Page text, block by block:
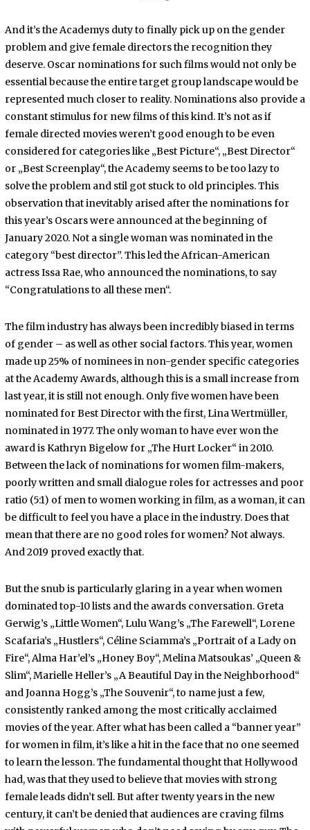
And it’s the Academys duty to finally pick up on the gender
problem and give female directors the recognition they
deserve. Oscar nominations for such films would not only be
essential because the entire target group landscape would be
represented much closer to reality. Nominations also provide a
constant stimulus for new films of this kind. It’s not as if
female directed movies weren’t good enough to be even
considered for categories like „Best Picture“, „Best Director“
or „Best Screenplay“, the Academy seems to be too lazy to
solve the problem and stil got stuck to old principles. This
observation that inevitably arised after the nominations for
this year’s Oscars were announced at the beginning of
January 2020. Not a single woman was nominated in the
category “best director”. This led the African-American
actress Issa Rae, who announced the nominations, to say
“Congratulations to all these men“.
The film industry has always been incredibly biased in terms
of gender – as well as other social factors. This year, women
made up 25% of nominees in non-gender specific categories
at the Academy Awards, although this is a small increase from
last year, it is still not enough. Only five women have been
nominated for Best Director with the first, Lina Wertmüller,
nominated in 1977. The only woman to have ever won the
award is Kathryn Bigelow for „The Hurt Locker“ in 2010.
Between the lack of nominations for women film-makers,
poorly written and small dialogue roles for actresses and poor
ratio (5:1) of men to women working in film, as a woman, it can
be difficult to feel you have a place in the industry. Does that
mean that there are no good roles for women? Not always.
And 2019 proved exactly that.
But the snub is particularly glaring in a year when women
dominated top-10 lists and the awards conversation. Greta
Gerwig’s „Little Women“, Lulu Wang’s „The Farewell“, Lorene
Scafaria’s „Hustlers“, Céline Sciamma’s „Portrait of a Lady on
Fire“, Alma Har’el’s „Honey Boy“, Melina Matsoukas’ „Queen &
Slim“, Marielle Heller’s „A Beautiful Day in the Neighborhood“
and Joanna Hogg’s „The Souvenir“, to name just a few,
consistently ranked among the most critically acclaimed
movies of the year. After what has been called a “banner year”
for women in film, it’s like a hit in the face that no one seemed
to learn the lesson. The fundamental thought that Hollywood
had, was that they used to believe that movies with strong
female leads didn’t sell. But after twenty years in the new
century, it can’t be denied that audiences are craving films